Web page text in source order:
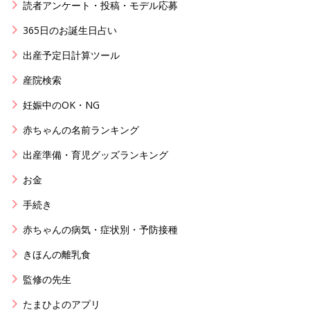
読者アンケート・投稿・モデル応募
365日のお誕生日占い
出産予定日計算ツール
産院検索
妊娠中のOK・NG
赤ちゃんの名前ランキング
出産準備・育児グッズランキング
お金
手続き
赤ちゃんの病気・症状別・予防接種
きほんの離乳食
監修の先生
たまひよのアプリ